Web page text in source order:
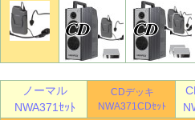
ノーマル
NWA371ｾｯﾄ
CDデッキ
NWA371CDｾｯﾄ